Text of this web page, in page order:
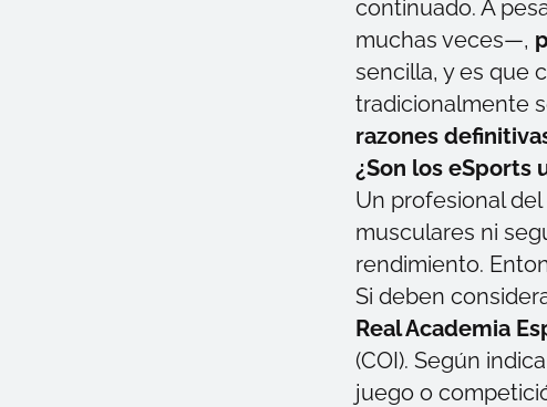
continuado. A
muchas veces—,
sencilla, y es que
tradicionalmente
razones
¿Son los eSports
Un profesional del
musculares ni
rendimiento.
Si deben
Real Academia
(COI). Según
juego o